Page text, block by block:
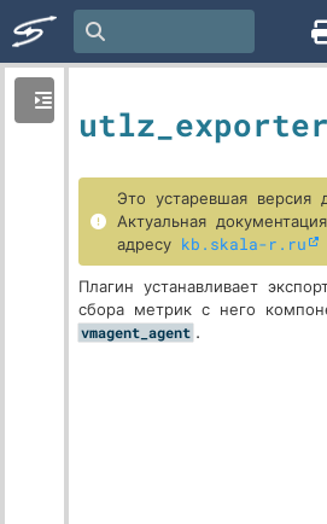
Это устаревшая версия
Актуальная
адресу kb.skala-r.ru
Плагин устанавливает
сбора метрик с него
vmagent_agent .